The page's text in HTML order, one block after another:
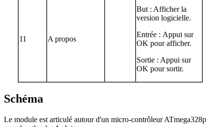
11 A propos
But : Afficher la
version logicielle.
Entrée : Appui sur
OK pour afficher.
Sortie : Appui sur
OK pour sortir.
Schéma
Le module est articulé autour d'un micro-contrôleur ATmega328p